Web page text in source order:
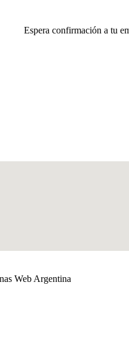
Espera confirmación a tu
Web Argentina